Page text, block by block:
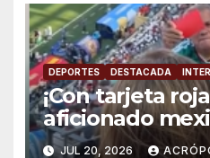
DEPORTES DESTACADA
¡Con tarjeta
aficionado
mundial 2026
JUL 20, 2026